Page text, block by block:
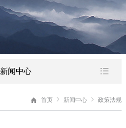
新闻中心
首页 新闻中心 政策法规